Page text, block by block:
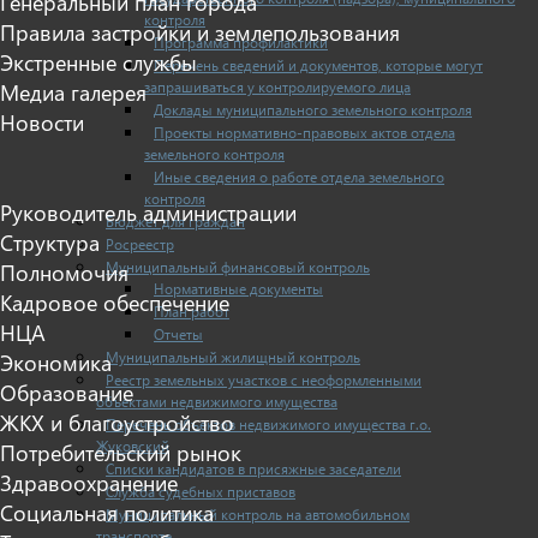
контроля
Программа профилактики
Перечень сведений и документов, которые могут
запрашиваться у контролируемого лица
Доклады муниципального земельного контроля
Проекты нормативно-правовых актов отдела
земельного контроля
Иные сведения о работе отдела земельного
контроля
Бюджет для граждан
Росреестр
Муниципальный финансовый контроль
Нормативные документы
План работ
Отчеты
Муниципальный жилищный контроль
Реестр земельных участков с неоформленными
объектами недвижимого имущества
Перечень объектов недвижимого имущества г.о.
Жуковский
Списки кандидатов в присяжные заседатели
Служба судебных приставов
Муниципальный контроль на автомобильном
Правила застройки и землепользования
Экстренные службы
Медиа галерея
Новости
Руководитель администрации
Структура
Полномочия
Кадровое обеспечение
НЦА
Экономика
Образование
ЖКХ и благоустройство
Потребительский рынок
Здравоохранение
Социальная политика